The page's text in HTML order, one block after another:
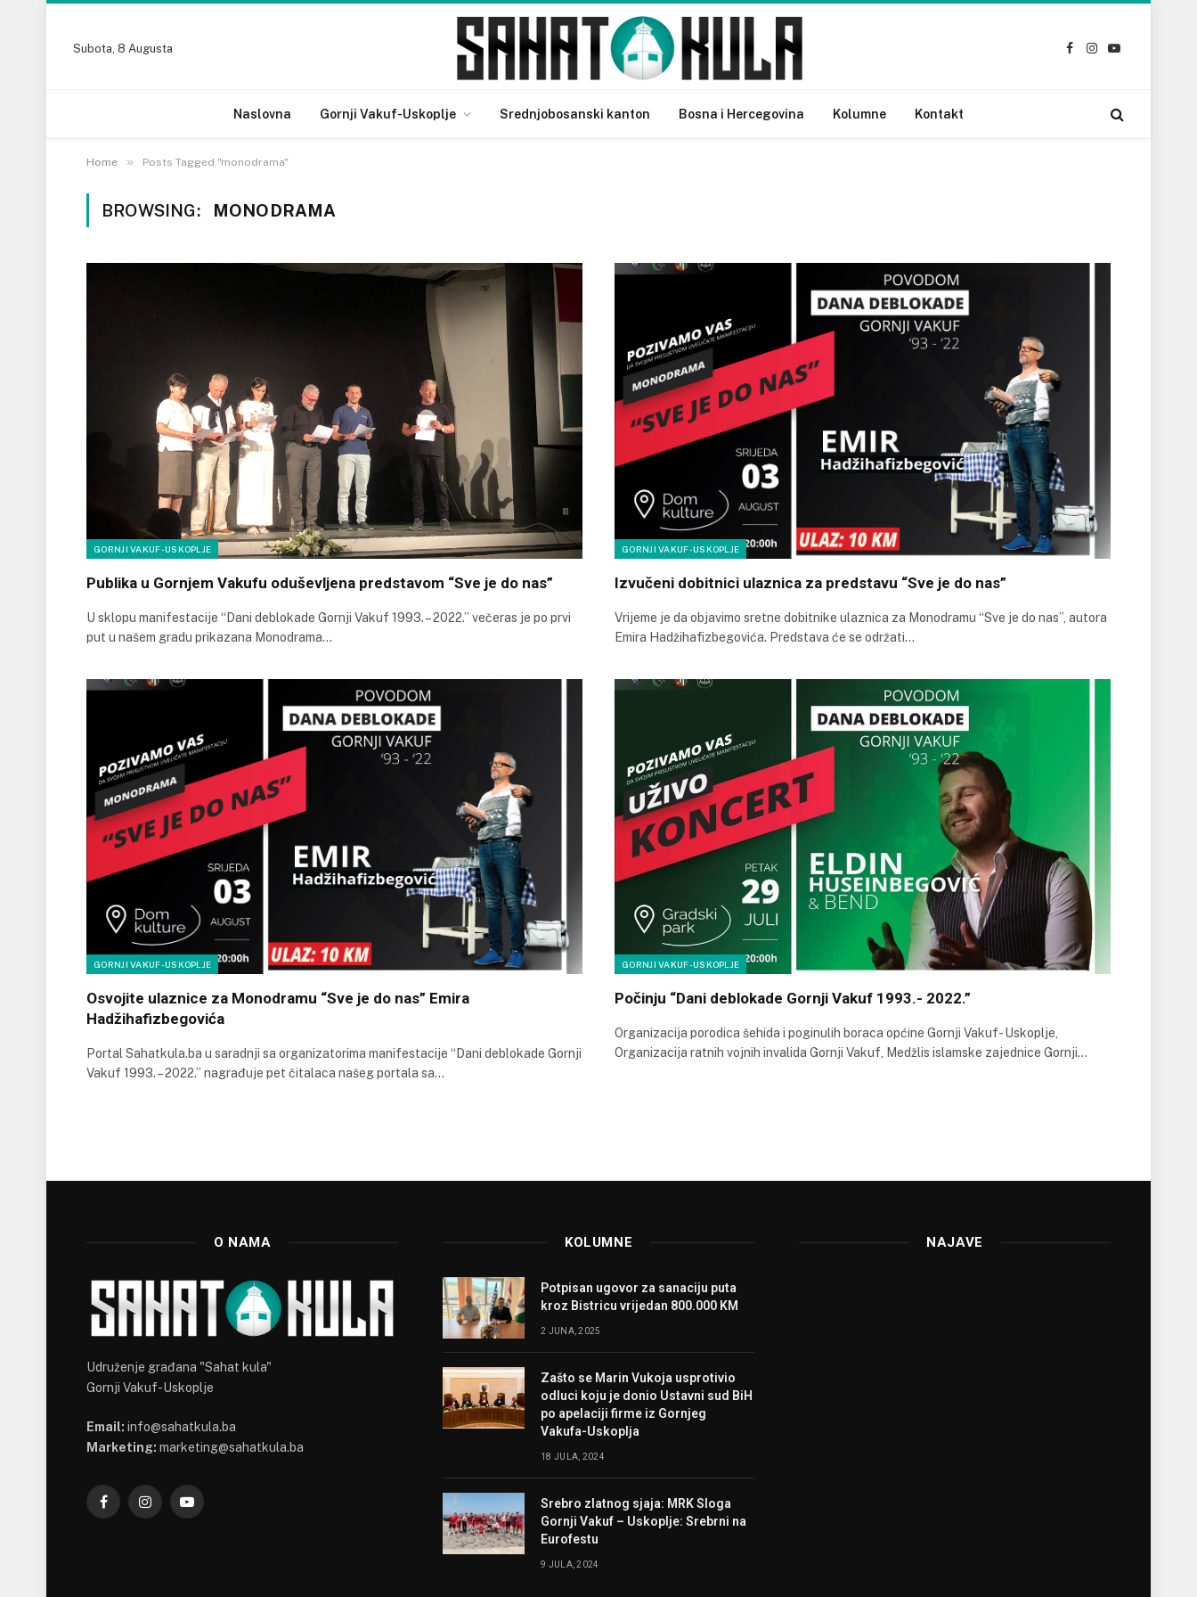
Subota, 8 Augusta
Facebook
Instagram
YouTube
Naslovna Gornji Vakuf-Uskoplje Srednjobosanski kanton Bosna i Hercegovina Kolumne Kontakt
Home » Posts Tagged "monodrama"
BROWSING: MONODRAMA
GORNJI VAKUF-USKOPLJE
Publika u Gornjem Vakufu oduševljena predstavom “Sve je do nas”
U sklopu manifestacije “Dani deblokade Gornji Vakuf 1993. – 2022.” večeras je po prvi
put u našem gradu prikazana Monodrama…
GORNJI VAKUF-USKOPLJE
Izvučeni dobitnici ulaznica za predstavu “Sve je do nas”
Vrijeme je da objavimo sretne dobitnike ulaznica za Monodramu “Sve je do nas”, autora
Emira Hadžihafizbegovića. Predstava će se održati…
GORNJI VAKUF-USKOPLJE
Osvojite ulaznice za Monodramu “Sve je do nas” Emira
Hadžihafizbegovića
Portal Sahatkula.ba u saradnji sa organizatorima manifestacije “Dani deblokade Gornji
Vakuf 1993. – 2022.” nagrađuje pet čitalaca našeg portala sa…
GORNJI VAKUF-USKOPLJE
Počinju “Dani deblokade Gornji Vakuf 1993.- 2022.”
Organizacija porodica šehida i poginulih boraca općine Gornji Vakuf- Uskoplje,
Organizacija ratnih vojnih invalida Gornji Vakuf, Medžlis islamske zajednice Gornji…
O NAMA
Udruženje građana "Sahat kula"
Gornji Vakuf-Uskoplje
Email: info@sahatkula.ba
Marketing: marketing@sahatkula.ba
FacebookInstagramYouTube
KOLUMNE
Potpisan ugovor za sanaciju puta
kroz Bistricu vrijedan 800.000 KM
2 JUNA, 2025
Zašto se Marin Vukoja usprotivio
odluci koju je donio Ustavni sud BiH
po apelaciji firme iz Gornjeg
Vakufa-Uskoplja
18 JULA, 2024
Srebro zlatnog sjaja: MRK Sloga
Gornji Vakuf – Uskoplje: Srebrni na
Eurofestu
9 JULA, 2024
NAJAVE